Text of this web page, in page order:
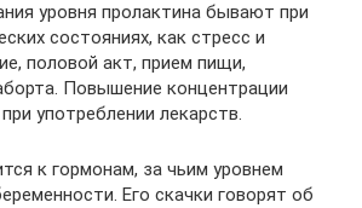
уровня пролактина бывают при
состояниях, как стресс и
половой акт, прием пищи,
Повышение концентрации
употреблении лекарств.
к гормонам, за чьим уровнем
Его скачки говорят об